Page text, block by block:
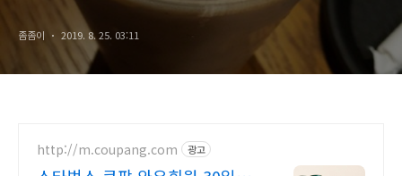
좀좀이 2019. 8. 25. 03:11
http://m.coupang.com 광고